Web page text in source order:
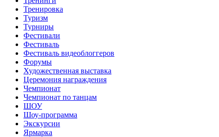
Тренировка
Туризм
Турниры
Фестивали
Фестиваль
Фестиваль видеоблоггеров
Форумы
Художественная выставка
Церемония награждения
Чемпионат
Чемпионат по танцам
ШОУ
Шоу-программа
Экскурсии
Ярмарка